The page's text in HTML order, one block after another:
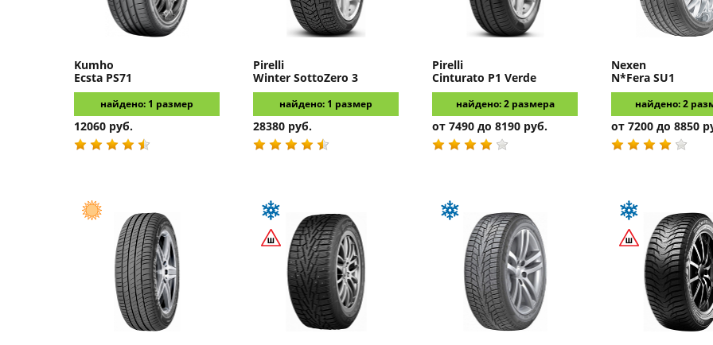
Kumho
Ecsta PS71
найдено: 1 размер
12060 руб.
Pirelli
Winter SottoZero 3
найдено: 1 размер
28380 руб.
Pirelli
Cinturato P1 Verde
найдено: 2 размера
от 7490 до 8190 руб.
Nexen
N*Fera SU1
найдено: 2
от 7200 до 8850